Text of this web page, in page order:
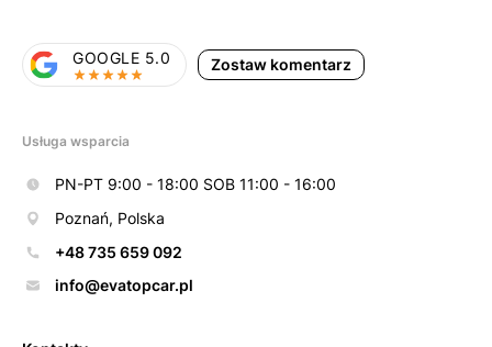
Zostaw komentarz
GOOGLE 5.0
Usługa wsparcia
PN-PT 9:00 - 18:00 SOB 11:00 - 16:00
Poznań, Polska
+48 735 659 092
info@evatopcar.pl